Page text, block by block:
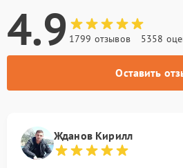
4.9 1799 отзывов 5358
Оставить
Жданов Кирилл